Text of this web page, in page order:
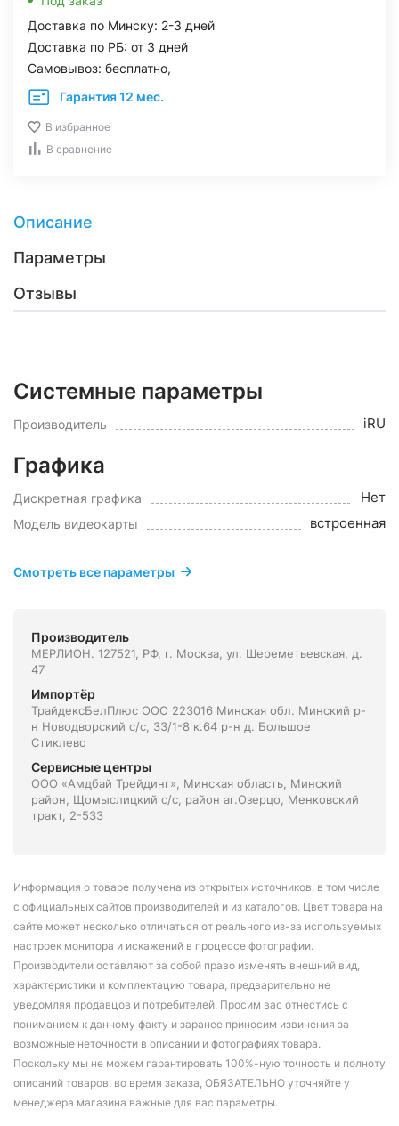
Доставка по Минску: 2-3 дней
Доставка по РБ: от 3 дней
Самовывоз: бесплатно,
Гарантия 12 мес.
В избранное
В сравнение
Описание
Параметры
Отзывы
Системные параметры
Производитель iRU
Графика
Дискретная графика Нет
Модель видеокарты встроенная
Смотреть все параметры
Производитель
МЕРЛИОН. 127521, РФ, г. Москва, ул. Шереметьевская, д.
47
Импортёр
ТрайдексБелПлюс ООО 223016 Минская обл. Минский р-
н Новодворский с/с, 33/1-8 к.64 р-н д. Большое
Стиклево
Сервисные центры
ООО «Амдбай Трейдинг», Минская область, Минский
район, Щомыслицкий с/с, район аг.Озерцо, Менковский
тракт, 2-533
Информация о товаре получена из открытых источников, в том числе
с официальных сайтов производителей и из каталогов. Цвет товара на
сайте может несколько отличаться от реального из-за используемых
настроек монитора и искажений в процессе фотографии.
Производители оставляют за собой право изменять внешний вид,
характеристики и комплектацию товара, предварительно не
уведомляя продавцов и потребителей. Просим вас отнестись с
пониманием к данному факту и заранее приносим извинения за
возможные неточности в описании и фотографиях товара.
Поскольку мы не можем гарантировать 100%-ную точность и полноту
описаний товаров, во время заказа, ОБЯЗАТЕЛЬНО уточняйте у
менеджера магазина важные для вас параметры.